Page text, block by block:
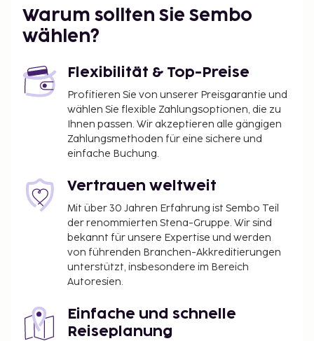
Warum sollten Sie Sembo
wählen?
Flexibilität & Top-Preise
Profitieren Sie von unserer Preisgarantie und
wählen Sie flexible Zahlungsoptionen, die zu
Ihnen passen. Wir akzeptieren alle gängigen
Zahlungsmethoden für eine sichere und
einfache Buchung.
Vertrauen weltweit
Mit über 30 Jahren Erfahrung ist Sembo Teil
der renommierten Stena-Gruppe. Wir sind
bekannt für unsere Expertise und werden
von führenden Branchen-Akkreditierungen
unterstützt, insbesondere im Bereich
Autoresien.
Einfache und schnelle
Reiseplanung